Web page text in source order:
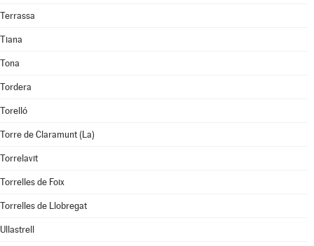
Terrassa
Tiana
Tona
Tordera
Torelló
Torre de Claramunt (La)
Torrelavit
Torrelles de Foix
Torrelles de Llobregat
Ullastrell